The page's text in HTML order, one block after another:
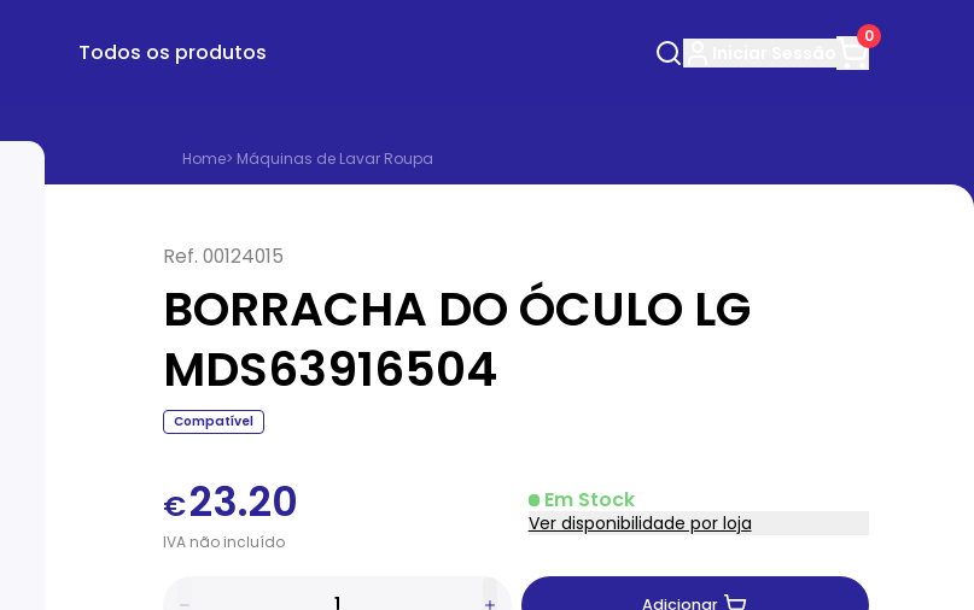
Todos os produtos
0
Home> Máquinas de Lavar Roupa
Ref. 00124015
BORRACHA DO ÓCULO LG
MDS63916504
Compatível
€23.20
IVAnãoincluído
Em Stock
Ver disponibilidade por loja
Adicionar